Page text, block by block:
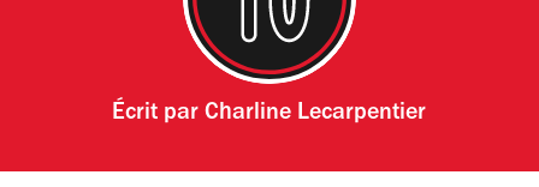
Écrit parCharline Lecarpentier